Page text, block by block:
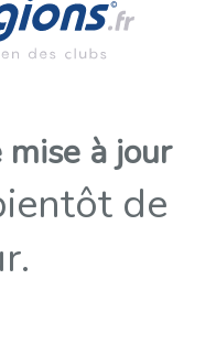
mise à jour
de